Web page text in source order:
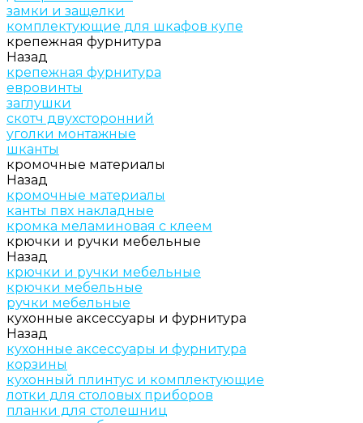
замки и защелки
комплектующие для шкафов купе
крепежная фурнитура
Назад
крепежная фурнитура
евровинты
заглушки
скотч двухсторонний
уголки монтажные
шканты
кромочные материалы
Назад
кромочные материалы
канты пвх накладные
кромка меламиновая с клеем
крючки и ручки мебельные
Назад
крючки и ручки мебельные
крючки мебельные
ручки мебельные
кухонные аксессуары и фурнитура
Назад
кухонные аксессуары и фурнитура
корзины
кухонный плинтус и комплектующие
лотки для столовых приборов
планки для столешниц